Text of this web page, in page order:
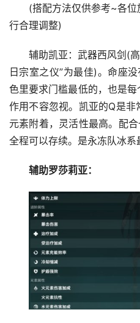
(搭配方法仅供参考~各
行合理调整)
辅助凯亚：武器西风剑(
日宗室之仪”为最佳)。命座
色里要求门槛最低的，也是
作用不容忽视。凯亚的Q是
元素附着，灵活性最高。配
全程可以存续。是永冻队冰
辅助罗莎莉亚：